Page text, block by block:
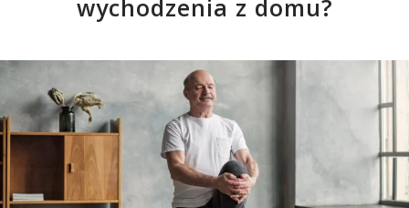
wychodzenia z domu?